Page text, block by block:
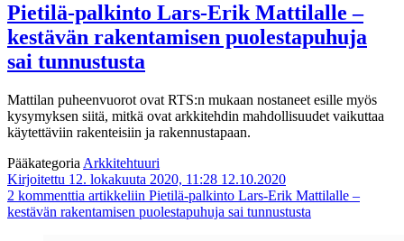
Pietilä-palkinto Lars-Erik Mattilalle –
kestävän rakentamisen puolestapuhuja
sai tunnustusta
Mattilan puheenvuorot ovat RTS:n mukaan nostaneet esille myös
kysymyksen siitä, mitkä ovat arkkitehdin mahdollisuudet vaikuttaa
käytettäviin rakenteisiin ja rakennustapaan.
Pääkategoria Arkkitehtuuri
Kirjoitettu 12. lokakuuta 2020, 11:28 12.10.2020
2 kommenttia artikkeliin Pietilä-palkinto Lars-Erik Mattilalle –
kestävän rakentamisen puolestapuhuja sai tunnustusta